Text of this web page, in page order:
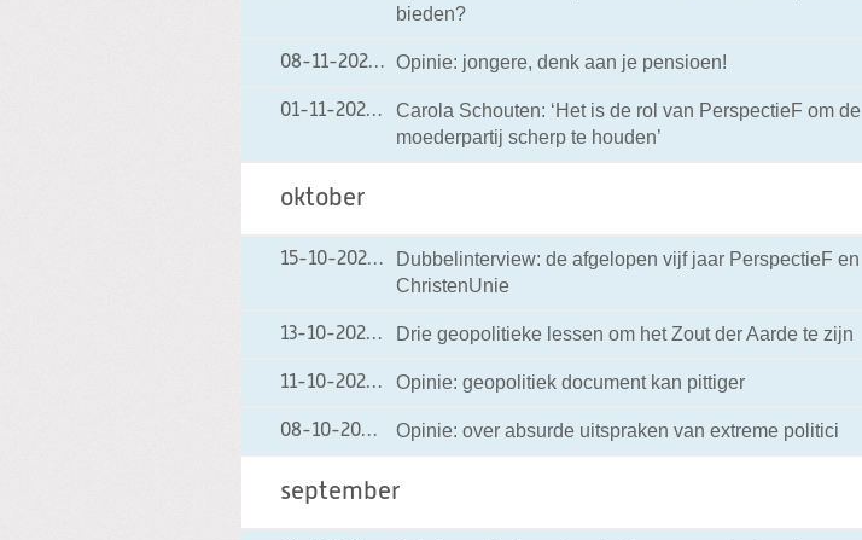
bieden?
08-11-202108-11-2021 20:35
Opinie: jongere, denk aan je pensioen!
01-11-202101-11-2021 14:17
Carola Schouten: ‘Het is de rol van PerspectieF om de
moederpartij scherp te houden’
oktober
15-10-202115-10-2021 11:25
Dubbelinterview: de afgelopen vijf jaar PerspectieF en
ChristenUnie
13-10-202113-10-2021 16:07
Drie geopolitieke lessen om het Zout der Aarde te zijn
11-10-202111-10-2021 10:38
Opinie: geopolitiek document kan pittiger
08-10-2021 08-10-2021 19:22
Opinie: over absurde uitspraken van extreme politici
september